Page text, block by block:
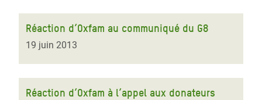
Réaction d’Oxfam au communiqué du G8
19 juin 2013
Réaction d’Oxfam à l’appel aux donateurs